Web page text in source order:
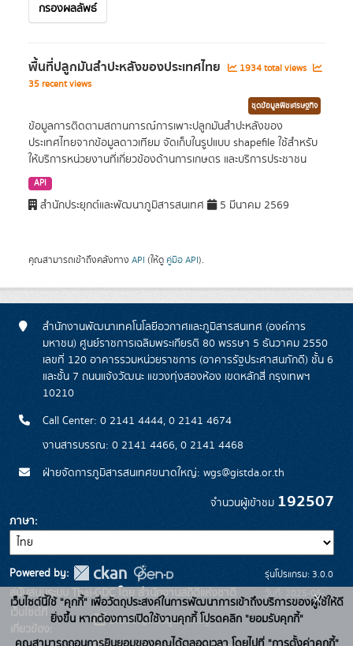
กรองผลลัพธ์
พื้นที่ปลูกมันสำปะหลังของประเทศไทย
1934 total views
35 recent views
ชุดข้อมูลพืชเศรษฐกิจ
ข้อมูลการติดตามสถานการณ์การเพาะปลูกมันสำปะหลังของ
ประเทศไทยจากข้อมูลดาวเทียม จัดเก็บในรูปแบบ shapefile ใช้สำหรับ
ให้บริการหน่วยงานที่เกี่ยวข้องด้านการเกษตร และบริการประชาชน
API
สำนักประยุกต์และพัฒนาภูมิสารสนเทศ 5 มีนาคม 2569
คุณสามารถเข้าถึงคลังทาง API (ให้ดู คู่มือ API).
สำนักงานพัฒนาเทคโนโลยีอวกาศและภูมิสารสนเทศ (องค์การ
มหาชน) ศูนย์ราชการเฉลิมพระเกียรติ 80 พรรษา 5 ธันวาคม 2550
เลขที่ 120 อาคารรวมหน่วยราชการ (อาคารรัฐประศาสนภักดี) ชั้น 6
และชั้น 7 ถนนแจ้งวัฒนะ แขวงทุ่งสองห้อง เขตหลักสี่ กรุงเทพฯ
10210
Call Center: 0 2141 4444, 0 2141 4674
งานสารบรรณ: 0 2141 4466, 0 2141 4468
ฝ่ายจัดการภูมิสารสนเทศขนาดใหญ่: wgs@gistda.or.th
จำนวนผู้เข้าชม 192507
ภาษา
Powered by:
สนับสนุนระบบ Thai-GDC โดย สำนักงานสถิติแห่งชาติ
เว็บไซต์ที่
เกี่ยวข้อง:
ระบบบัญชีข้อมูลภาครัฐ
รุ่นโปรแกรม: 3.0.0
วันที่: 2025-06-
26
เว็บไซต์นี้ใช้ "คุกกี้" เพื่อวัตถุประสงค์ในการพัฒนาการเข้าถึงบริการของผู้ใช้ให้ดี
ยิ่งขึ้น หากต้องการเปิดใช้งานคุกกี้ โปรดคลิก "ยอมรับคุกกี้"
x